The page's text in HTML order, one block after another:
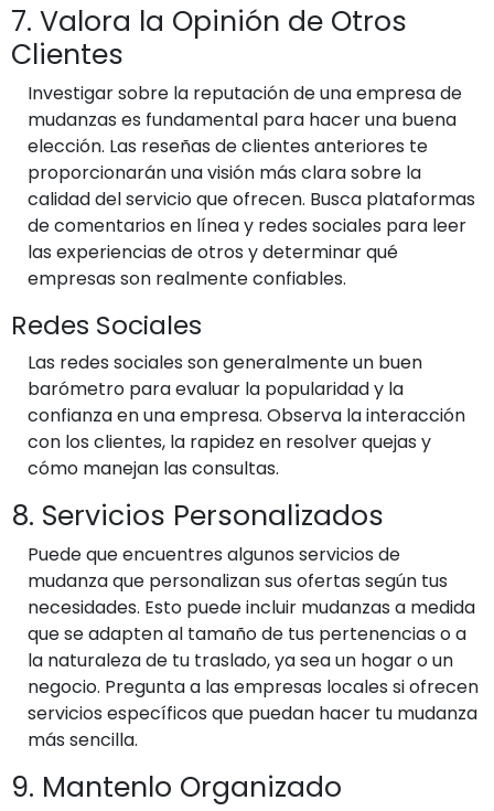
7. Valora la Opinión de Otros
Clientes
Investigar sobre la reputación de una empresa de
mudanzas es fundamental para hacer una buena
elección. Las reseñas de clientes anteriores te
proporcionarán una visión más clara sobre la
calidad del servicio que ofrecen. Busca plataformas
de comentarios en línea y redes sociales para leer
las experiencias de otros y determinar qué
empresas son realmente confiables.
Redes Sociales
Las redes sociales son generalmente un buen
barómetro para evaluar la popularidad y la
confianza en una empresa. Observa la interacción
con los clientes, la rapidez en resolver quejas y
cómo manejan las consultas.
8. Servicios Personalizados
Puede que encuentres algunos servicios de
mudanza que personalizan sus ofertas según tus
necesidades. Esto puede incluir mudanzas a medida
que se adapten al tamaño de tus pertenencias o a
la naturaleza de tu traslado, ya sea un hogar o un
negocio. Pregunta a las empresas locales si ofrecen
servicios específicos que puedan hacer tu mudanza
más sencilla.
9. Mantenlo Organizado